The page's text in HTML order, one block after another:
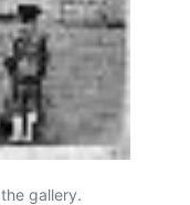
gallery.